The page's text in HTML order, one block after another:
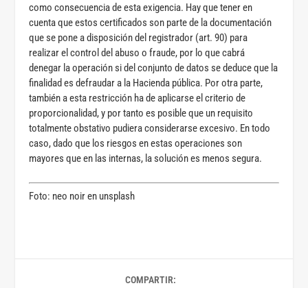
como consecuencia de esta exigencia. Hay que tener en
cuenta que estos certificados son parte de la documentación
que se pone a disposición del registrador (art. 90) para
realizar el control del abuso o fraude, por lo que cabrá
denegar la operación si del conjunto de datos se deduce que la
finalidad es defraudar a la Hacienda pública. Por otra parte,
también a esta restricción ha de aplicarse el criterio de
proporcionalidad, y por tanto es posible que un requisito
totalmente obstativo pudiera considerarse excesivo. En todo
caso, dado que los riesgos en estas operaciones son
mayores que en las internas, la solución es menos segura.
Foto: neo noir en unsplash
COMPARTIR: